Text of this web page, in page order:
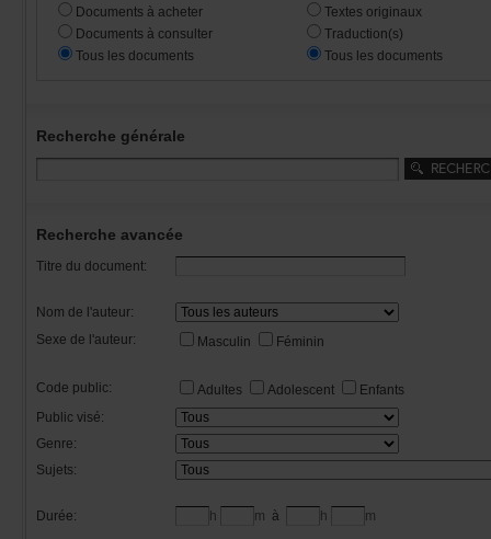
Documentsàacheter
Documentsàconsulter
Touslesdocuments
Textesoriginaux
Traduction(s)
Touslesdocuments
Recherchegénérale
Rechercheavancée
Titredudocument:
Nomdel'auteur:
Sexedel'auteur:
Masculin Féminin
Codepublic: Adultes Adolescent
Enfants
Publicvisé:
Genre:
Sujets:
Durée: h m à h m